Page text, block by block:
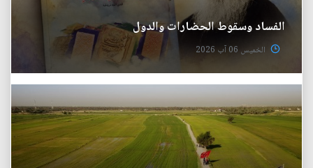
الفساد وسقوط الحضارات والدول
الخميس 06 آب 2026